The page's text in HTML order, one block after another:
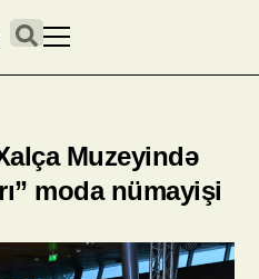
Muzeyində
moda nümayişi